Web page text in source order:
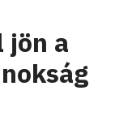
jön a